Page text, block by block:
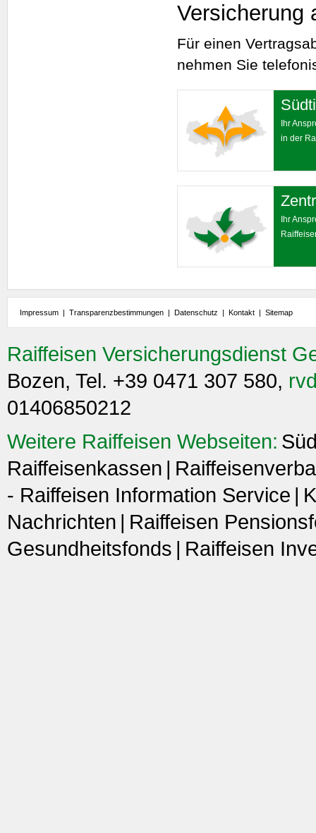
Versicherung
Für einen
nehmen Sie
Ihr
in der
Ihr
Impressum | Transparenzbestimmungen | Datenschutz | Kontakt | Sitemap
Raiffeisen Versicherungsdienst
Bozen, Tel. +39 0471 307 580,
01406850212
Weitere Raiffeisen Webseiten:
Raiffeisenkassen
- Raiffeisen Information Service
Nachrichten
Raiffeisen
Gesundheitsfonds
Raiffeisen